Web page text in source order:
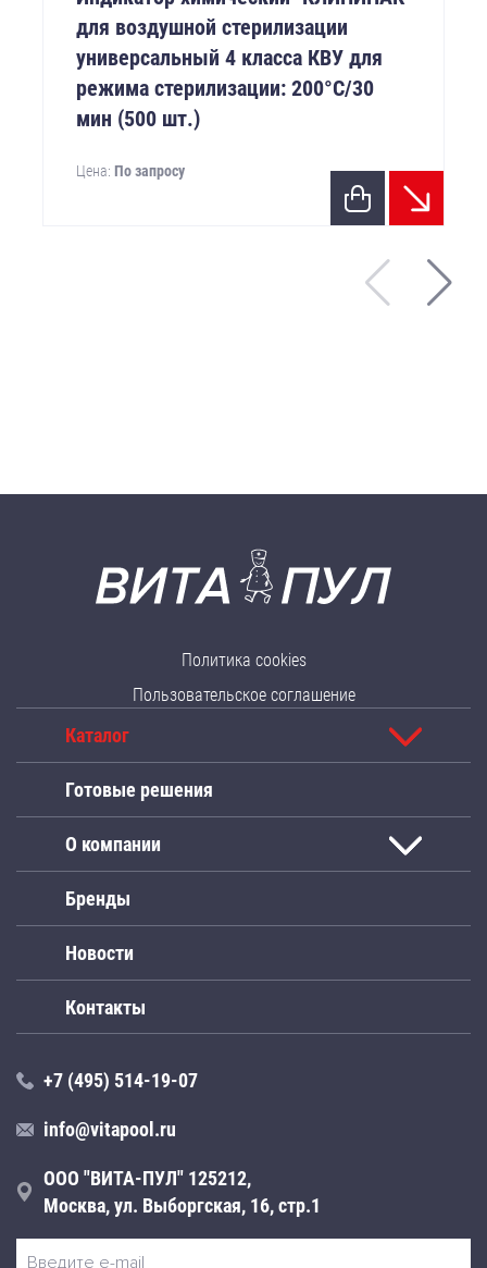
для воздушной стерилизации
универсальный 4 класса КВУ для
режима стерилизации: 200°С/30
мин (500 шт.)
Цена: По запросу
Политика cookies
Пользовательское соглашение
Каталог
Готовые решения
О компании
Бренды
Новости
Контакты
+7 (495) 514-19-07
info@vitapool.ru
ООО "ВИТА-ПУЛ" 125212,
Москва, ул. Выборгская, 16, стр.1